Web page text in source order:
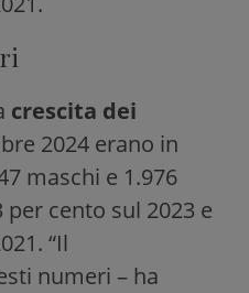
crescita dei
2024 erano in
maschi e 1.976
cento sul 2023 e
“Il
numeri – ha